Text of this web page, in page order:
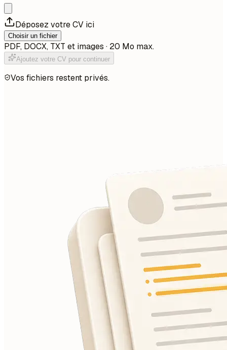
Déposez votre CV ici
Choisir un fichier
PDF, DOCX, TXT et images · 20 Mo max.
Ajoutez votre CV pour continuer
Vos fichiers restent privés.